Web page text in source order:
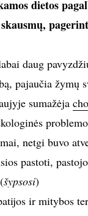
ateina, kai jiems
Nesu gydytoja,
žmogaus
galiu
planą. Tai darau
dietos
pagerinti